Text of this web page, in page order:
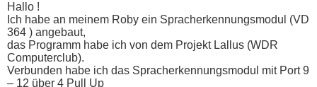
Hallo !
Ich habe an meinem Roby ein Spracherkennungsmodul (VD
364 ) angebaut,
das Programm habe ich von dem Projekt Lallus (WDR
Computerclub).
Verbunden habe ich das Spracherkennungsmodul mit Port 9
– 12 über 4 Pull Up